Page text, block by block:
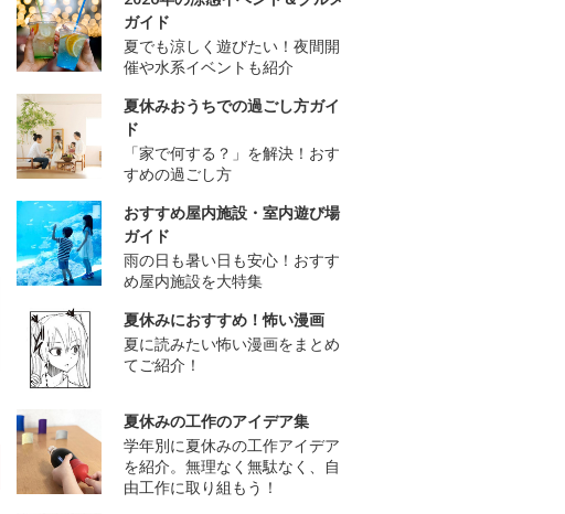
ガイド
夏でも涼しく遊びたい！夜間開
催や水系イベントも紹介
夏休みおうちでの過ごし方ガイ
ド
「家で何する？」を解決！おす
すめの過ごし方
おすすめ屋内施設・室内遊び場
ガイド
雨の日も暑い日も安心！おすす
め屋内施設を大特集
夏休みにおすすめ！怖い漫画
夏に読みたい怖い漫画をまとめ
てご紹介！
夏休みの工作のアイデア集
学年別に夏休みの工作アイデア
を紹介。無理なく無駄なく、自
由工作に取り組もう！